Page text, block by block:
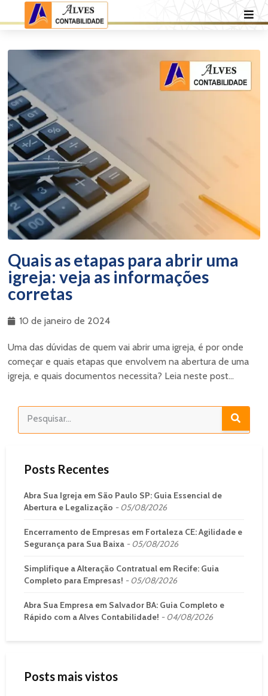
Quais as etapas para abrir uma
igreja: veja as informações
corretas
10 de janeiro de 2024
Uma das dúvidas de quem vai abrir uma igreja, é por onde
começar e quais etapas que envolvem na abertura de uma
igreja, e quais documentos necessita? Leia neste post...
Posts Recentes
Abra Sua Igreja em São Paulo SP: Guia Essencial de
Abertura e Legalização
05/08/2026
Encerramento de Empresas em Fortaleza CE: Agilidade e
Segurança para Sua Baixa
05/08/2026
Simplifique a Alteração Contratual em Recife: Guia
Completo para Empresas!
05/08/2026
Abra Sua Empresa em Salvador BA: Guia Completo e
Rápido com a Alves Contabilidade!
04/08/2026
Posts mais vistos